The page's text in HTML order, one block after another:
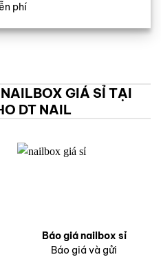
phí
GIÁ SỈ TẠI
DT NAIL
Báo giá nailbox sỉ
Báo giá và gửi